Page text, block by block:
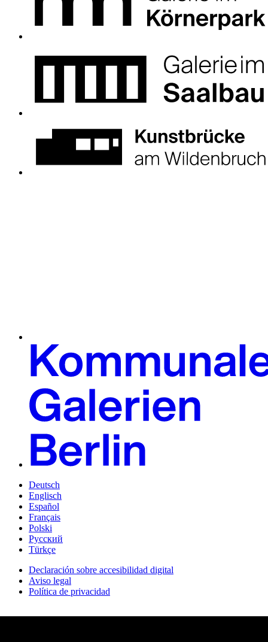
Deutsch
Englisch
Español
Français
Polski
Русский
Türkçe
Declaración sobre accesibilidad digital
Aviso legal
Política de privacidad